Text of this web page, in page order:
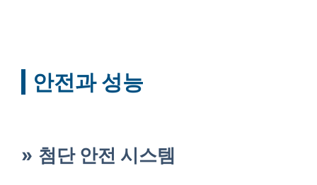
안전과 성능
첨단 안전 시스템